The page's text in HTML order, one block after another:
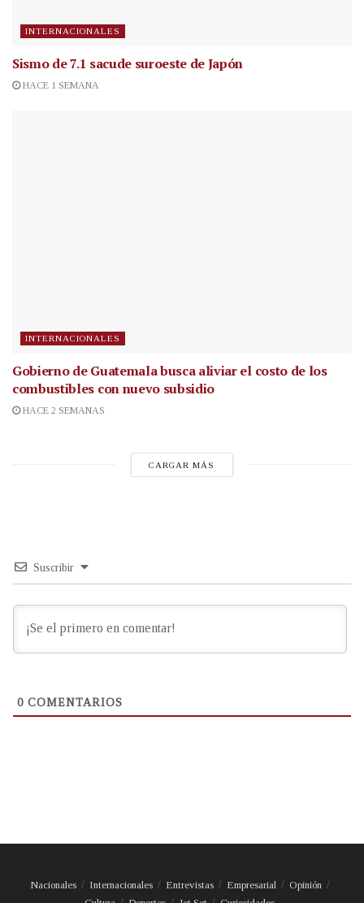
INTERNACIONALES
Sismo de 7.1 sacude suroeste de Japón
HACE 1 SEMANA
INTERNACIONALES
Gobierno de Guatemala busca aliviar el costo de los
combustibles con nuevo subsidio
HACE 2 SEMANAS
CARGAR MÁS
Suscribir
0 COMENTARIOS
Nacionales Internacionales Entrevistas Empresarial
Opinión